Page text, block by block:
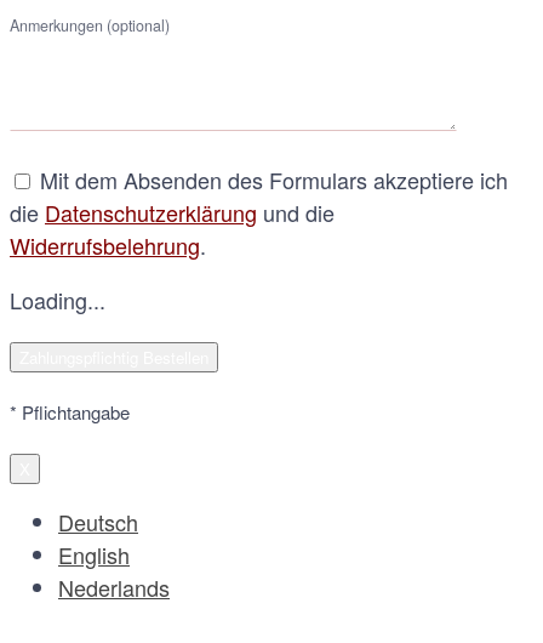
Anmerkungen (optional)
Mit dem Absenden des Formulars akzeptiere ich
die Datenschutzerklärung und die
Widerrufsbelehrung.
Loading...
* Pflichtangabe
Deutsch
English
Nederlands